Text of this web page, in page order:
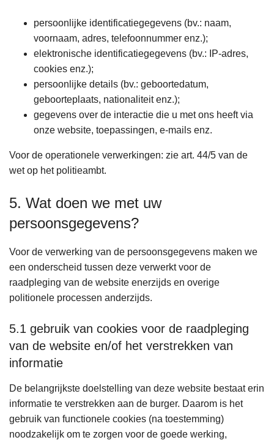
persoonlijke identificatiegegevens (bv.: naam,
voornaam, adres, telefoonnummer enz.);
elektronische identificatiegegevens (bv.: IP-adres,
cookies enz.);
persoonlijke details (bv.: geboortedatum,
geboorteplaats, nationaliteit enz.);
gegevens over de interactie die u met ons heeft via
onze website, toepassingen, e-mails enz.
Voor de operationele verwerkingen: zie art. 44/5 van de
wet op het politieambt.
5. Wat doen we met uw
persoonsgegevens?
Voor de verwerking van de persoonsgegevens maken we
een onderscheid tussen deze verwerkt voor de
raadpleging van de website enerzijds en overige
politionele processen anderzijds.
5.1 gebruik van cookies voor de raadpleging
van de website en/of het verstrekken van
informatie
De belangrijkste doelstelling van deze website bestaat erin
informatie te verstrekken aan de burger. Daarom is het
gebruik van functionele cookies (na toestemming)
noodzakelijk om te zorgen voor de goede werking,